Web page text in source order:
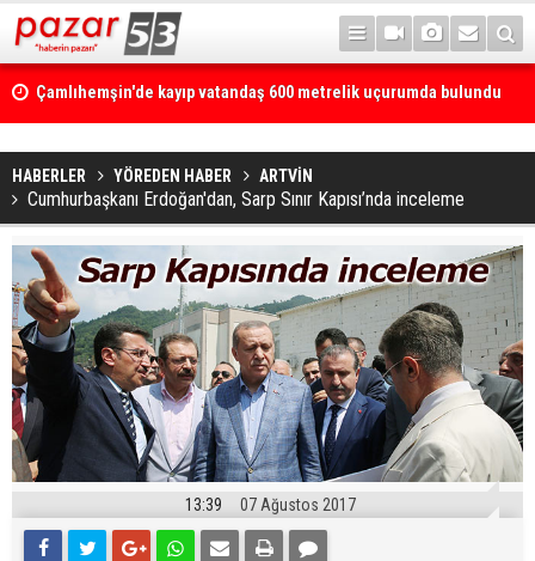
Çamlıhemşin'de kayıp vatandaş 600 metrelik uçurumda bulundu
HABERLER YÖREDEN HABER ARTVİN
Cumhurbaşkanı Erdoğan'dan, Sarp Sınır Kapısı’nda inceleme
13:39 07 Ağustos 2017